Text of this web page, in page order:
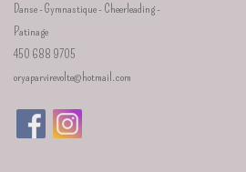
Danse - Gymnastique - Cheerleading -
Patinage
450 688 9705
oryaparvirevolte@hotmail.com